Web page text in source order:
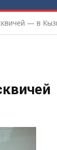
— в